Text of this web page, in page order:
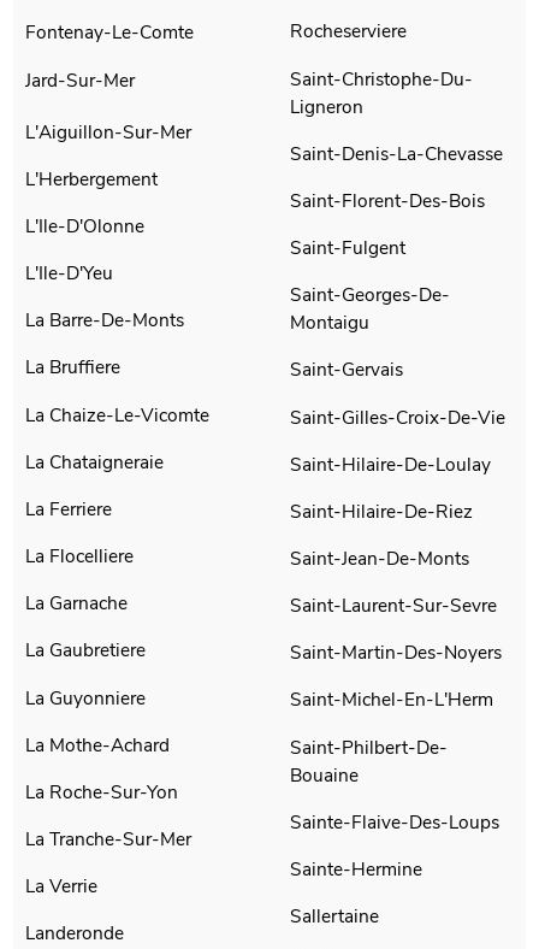
Fontenay-Le-Comte
Jard-Sur-Mer
L'Aiguillon-Sur-Mer
L'Herbergement
L'Ile-D'Olonne
L'Ile-D'Yeu
La Barre-De-Monts
La Bruffiere
La Chaize-Le-Vicomte
La Chataigneraie
La Ferriere
La Flocelliere
La Garnache
La Gaubretiere
La Guyonniere
La Mothe-Achard
La Roche-Sur-Yon
La Tranche-Sur-Mer
La Verrie
Landeronde
Rocheserviere
Saint-Christophe-Du-
Ligneron
Saint-Denis-La-Chevasse
Saint-Florent-Des-Bois
Saint-Fulgent
Saint-Georges-De-
Montaigu
Saint-Gervais
Saint-Gilles-Croix-De-Vie
Saint-Hilaire-De-Loulay
Saint-Hilaire-De-Riez
Saint-Jean-De-Monts
Saint-Laurent-Sur-Sevre
Saint-Martin-Des-Noyers
Saint-Michel-En-L'Herm
Saint-Philbert-De-
Bouaine
Sainte-Flaive-Des-Loups
Sainte-Hermine
Sallertaine